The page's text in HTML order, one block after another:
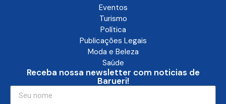
Eventos
Turismo
Política
Publicações Legais
Moda e Beleza
Saúde
Receba nossa newsletter com noticias de
Barueri!